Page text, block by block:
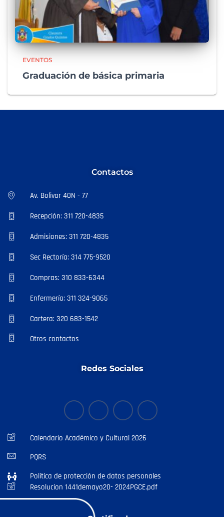
EVENTOS
Graduación de básica primaria
Contactos
Av. Bolivar 40N - 77
Recepción: 311 720-4835
Admisiones: 311 720-4835
Sec Rectoría: 314 775-9520
Compras: 310 833-6344
Enfermería: 311 324-9065
Cartera: 320 683-1542
Otros contactos
Redes Sociales
Calendario Académico y Cultural 2026
PQRS
Política de protección de datos personales
Resolucion 1441demayo20- 2024PGCE.pdf